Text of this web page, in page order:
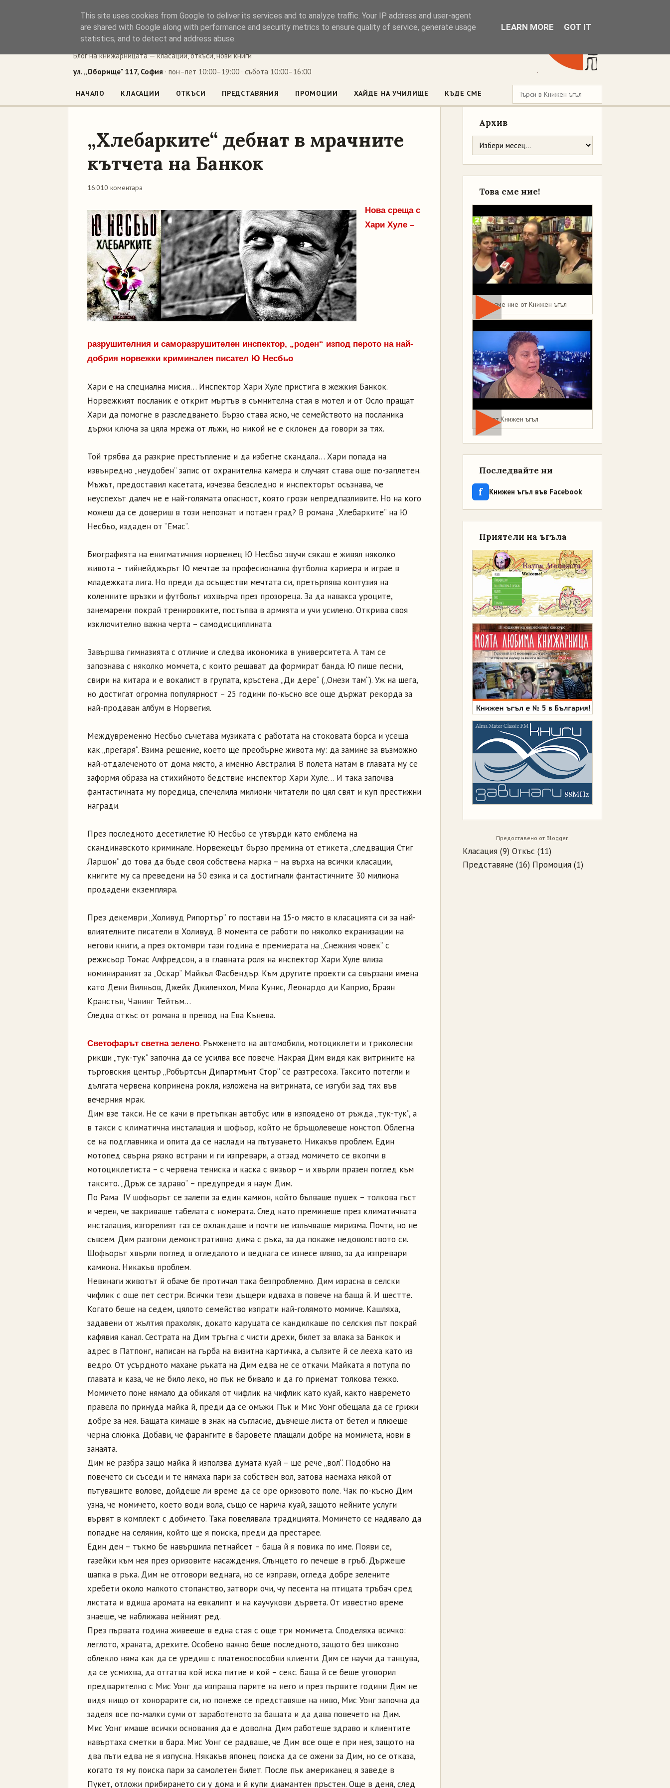
Книжен ъгъл
Блог на книжарницата — класации, откъси, нови книги
ул. „Оборище" 117, София · пон–пет 10:00–19:00 · събота 10:00–16:00
НАЧАЛО КЛАСАЦИИ ОТКЪСИ ПРЕДСТАВЯНИЯ ПРОМОЦИИ ХАЙДЕ НА УЧИЛИЩЕ КЪДЕ СМЕ
„Хлебарките“ дебнат в мрачните
кътчета на Банкок
16:010 коментара
Нова среща с
Хари Хуле –
разрушителния и саморазрушителен инспектор, „роден“ изпод перото на най-
добрия норвежки криминален писател Ю Несбьо
Хари е на специална мисия… Инспектор Хари Хуле пристига в жежкия Банкок.
Норвежкият посланик е открит мъртъв в съмнителна стая в мотел и от Осло пращат
Хари да помогне в разследването. Бързо става ясно, че семейството на посланика
държи ключа за цяла мрежа от лъжи, но никой не е склонен да говори за тях.
Той трябва да разкрие престъпление и да избегне скандала… Хари попада на
извънредно „неудобен“ запис от охранителна камера и случаят става още по-заплетен.
Мъжът, предоставил касетата, изчезва безследно и инспекторът осъзнава, че
неуспехът далеч не е най-голямата опасност, която грози непредпазливите. Но на кого
можеш да се довериш в този непознат и потаен град? В романа „Хлебарките“ на Ю
Несбьо, издаден от “Емас“.
Биографията на енигматичния норвежец Ю Несбьо звучи сякаш е живял няколко
живота – тийнейджърът Ю мечтае за професионална футболна кариера и играе в
младежката лига. Но преди да осъществи мечтата си, претърпява контузия на
коленните връзки и футболът изхвърча през прозореца. За да навакса уроците,
занемарени покрай тренировките, постъпва в армията и учи усилено. Открива своя
изключително важна черта – самодисциплината.
Завършва гимназията с отличие и следва икономика в университета. А там се
запознава с няколко момчета, с които решават да формират банда. Ю пише песни,
свири на китара и е вокалист в групата, кръстена „Ди дере“ („Онези там“). Уж на шега,
но достигат огромна популярност – 25 години по-късно все още държат рекорда за
най-продаван албум в Норвегия.
Междувременно Несбьо съчетава музиката с работата на стоковата борса и усеща
как „прегаря“. Взима решение, което ще преобърне живота му: да замине за възможно
най-отдалеченото от дома място, а именно Австралия. В полета натам в главата му се
заформя образа на стихийното бедствие инспектор Хари Хуле… И така започва
фантастичната му поредица, спечелила милиони читатели по цял свят и куп престижни
награди.
През последното десетилетие Ю Несбьо се утвърди като емблема на
скандинавското криминале. Норвежецът бързо премина от етикета „следващия Стиг
Ларшон“ до това да бъде своя собствена марка – на върха на всички класации,
книгите му са преведени на 50 езика и са достигнали фантастичните 30 милиона
продадени екземпляра.
През декември „Холивуд Рипортър“ го постави на 15-о място в класацията си за най-
влиятелните писатели в Холивуд. В момента се работи по няколко екранизации на
негови книги, а през октомври тази година е премиерата на „Снежния човек“ с
режисьор Томас Алфредсон, а в главната роля на инспектор Хари Хуле влиза
номинираният за „Оскар“ Майкъл Фасбендър. Към другите проекти са свързани имена
като Дени Вилньов, Джейк Джиленхол, Мила Кунис, Леонардо ди Каприо, Браян
Кранстън, Чанинг Тейтъм…
Следва откъс от романа в превод на Ева Кънева.
Светофарът светна зелено. Ръмженето на автомобили, мотоциклети и триколесни
рикши „тук-тук“ започна да се усилва все повече. Накрая Дим видя как витрините на
търговския център „Робъртсън Дипартмънт Стор“ се разтресоха. Таксито потегли и
дългата червена копринена рокля, изложена на витрината, се изгуби зад тях във
вечерния мрак.
Дим взе такси. Не се качи в претъпкан автобус или в изпоядено от ръжда „тук-тук“, а
в такси с климатична инсталация и шофьор, който не бръщолевеше нонстоп. Облегна
се на подглавника и опита да се наслади на пътуването. Никакъв проблем. Един
мотопед свърна рязко встрани и ги изпревари, а отзад момичето се вкопчи в
мотоциклетиста – с червена тениска и каска с визьор – и хвърли празен поглед към
таксито. „Дръж се здраво“ – предупреди я наум Дим.
По Рама IV шофьорът се залепи за един камион, който бълваше пушек – толкова гъст
и черен, че закриваше табелата с номерата. След като преминеше през климатичната
инсталация, изгорелият газ се охлаждаше и почти не излъчваше миризма. Почти, но не
съвсем. Дим разгони демонстративно дима с ръка, за да покаже недоволството си.
Шофьорът хвърли поглед в огледалото и веднага се изнесе вляво, за да изпревари
камиона. Никакъв проблем.
Невинаги животът й обаче бе протичал така безпроблемно. Дим израсна в селски
чифлик с още пет сестри. Всички тези дъщери идваха в повече на баща й. И шестте.
Когато беше на седем, цялото семейство изпрати най-голямото момиче. Кашляха,
задавени от жълтия прахоляк, докато каруцата се кандилкаше по селския път покрай
кафявия канал. Сестрата на Дим тръгна с чисти дрехи, билет за влака за Банкок и
адрес в Патпонг, написан на гърба на визитна картичка, а сълзите й се лееха като из
ведро. От усърдното махане ръката на Дим едва не се откачи. Майката я потупа по
главата и каза, че не било леко, но пък не бивало и да го приемат толкова тежко.
Момичето поне нямало да обикаля от чифлик на чифлик като куай, както навремето
правела по принуда майка й, преди да се омъжи. Пък и Мис Уонг обещала да се грижи
добре за нея. Бащата кимаше в знак на съгласие, дъвчеше листа от бетел и плюеше
черна слюнка. Добави, че фарангите в баровете плащали добре на момичета, нови в
занаята.
Дим не разбра защо майка й използва думата куай – ще рече „вол“. Подобно на
повечето си съседи и те нямаха пари за собствен вол, затова наемаха някой от
пътуващите волове, дойдеше ли време да се оре оризовото поле. Чак по-късно Дим
узна, че момичето, което води вола, също се нарича куай, защото нейните услуги
вървят в комплект с добичето. Така повелявала традицията. Момичето се надявало да
попадне на селянин, който ще я поиска, преди да престарее.
Един ден – тъкмо бе навършила петнайсет – баща й я повика по име. Появи се,
газейки към нея през оризовите насаждения. Слънцето го печеше в гръб. Държеше
шапка в ръка. Дим не отговори веднага, но се изправи, огледа добре зелените
хребети около малкото стопанство, затвори очи, чу песента на птицата тръбач сред
листата и вдиша аромата на евкалипт и на каучукови дървета. От известно време
знаеше, че наближава нейният ред.
През първата година живееше в една стая с още три момичета. Споделяха всичко:
леглото, храната, дрехите. Особено важно беше последното, защото без шикозно
облекло няма как да се уредиш с платежоспособни клиенти. Дим се научи да танцува,
да се усмихва, да отгатва кой иска питие и кой – секс. Баща й се беше уговорил
предварително с Мис Уонг да изпраща парите на него и през първите години Дим не
видя нищо от хонорарите си, но понеже се представяше на ниво, Мис Уонг започна да
заделя все по-малки суми от заработеното за бащата и да дава повечето на Дим.
Мис Уонг имаше всички основания да е доволна. Дим работеше здраво и клиентите
навъртаха сметки в бара. Мис Уонг се радваше, че Дим все още е при нея, защото на
два пъти едва не я изпусна. Някакъв японец поиска да се ожени за Дим, но се отказа,
когато тя му поиска пари за самолетен билет. После пък американец я заведе в
Пукет, отложи прибирането си у дома и й купи диамантен пръстен. Още в деня, след
Архив
Това сме ние!
Това сме ние от Книжен ъгъл
Мая от Книжен ъгъл
Последвайте ни
f Книжен ъгъл във Facebook
Приятели на ъгъла
Предоставено от Blogger.
Класация (9) Откъс (11)
Представяне (16) Промоция (1)
This site uses cookies from Google to deliver its services and to analyze traffic. Your IP address and user-agent
are shared with Google along with performance and security metrics to ensure quality of service, generate usage
statistics, and to detect and address abuse.
LEARN MORE GOT IT